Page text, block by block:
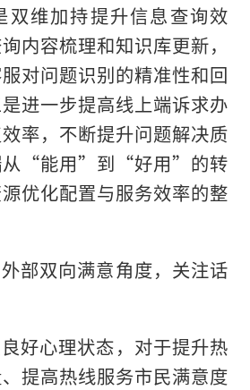
双维加持提升信息查询效
内容梳理和知识库更新，
对问题识别的精准性和回
进一步提高线上端诉求办
率，不断提升问题解决质
从“能用”到“好用”的转
优化配置与服务效率的整
外部双向满意角度，关注话
好心理状态，对于提升热
提高热线服务市民满意度